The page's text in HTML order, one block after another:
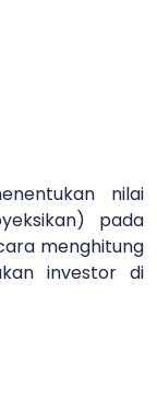
nilai
pada
menghitung
investor di